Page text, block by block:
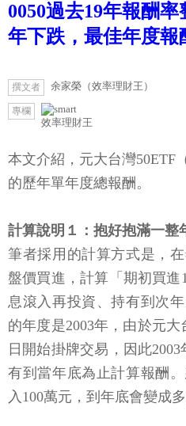
0050過去19年報酬
年下跌，最佳年度報
撰文者 余家榮（效率理財王）
專欄
效率理財王
本文介紹，元大台灣50ETF
的歷年單年度總報酬。
計算說明１：抱好抱滿一整
筆者採用的計算方式是，
盤價買進，計算「期初買
息滾入再投資、持有到次
的年度是2003年，由於元大
日開始掛牌交易，因此
有到當年底為止計算報酬
入100萬元，到年底會變成多